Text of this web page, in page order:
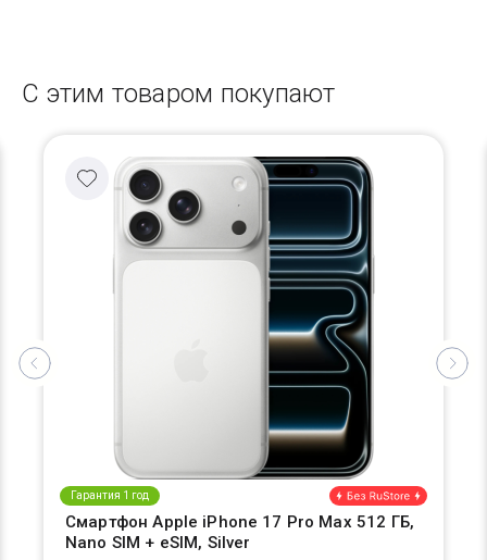
С этим товаром покупают
Гарантия 1 год
Смартфон Apple iPhone 17 Pro Max 512 ГБ,
Nano SIM + eSIM, Silver